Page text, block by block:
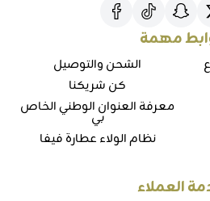
مهمة
الشحن والتوصيل
كن شريكنا
معرفة العنوان الوطني الخاص
بي
نظام الولاء عطارة فيفا
العملاء